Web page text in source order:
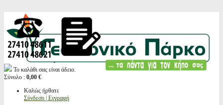
Το καλάθι σας είναι άδειο.
Σύνολο : 0,00 €
Καλώς ήρθατε
Σύνδεση | Εγγραφή